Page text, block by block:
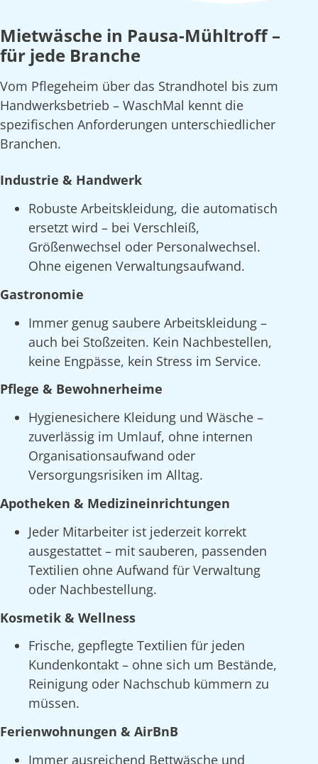
Mietwäsche in Pausa-Mühltroff –
für jede Branche
Vom Pflegeheim über das Strandhotel bis zum
Handwerksbetrieb – WaschMal kennt die
spezifischen Anforderungen unterschiedlicher
Branchen.
Industrie & Handwerk
Robuste Arbeitskleidung, die automatisch
ersetzt wird – bei Verschleiß,
Größenwechsel oder Personalwechsel.
Ohne eigenen Verwaltungsaufwand.
Gastronomie
Immer genug saubere Arbeitskleidung –
auch bei Stoßzeiten. Kein Nachbestellen,
keine Engpässe, kein Stress im Service.
Pflege & Bewohnerheime
Hygienesichere Kleidung und Wäsche –
zuverlässig im Umlauf, ohne internen
Organisationsaufwand oder
Versorgungsrisiken im Alltag.
Apotheken & Medizineinrichtungen
Jeder Mitarbeiter ist jederzeit korrekt
ausgestattet – mit sauberen, passenden
Textilien ohne Aufwand für Verwaltung
oder Nachbestellung.
Kosmetik & Wellness
Frische, gepflegte Textilien für jeden
Kundenkontakt – ohne sich um Bestände,
Reinigung oder Nachschub kümmern zu
müssen.
Ferienwohnungen & AirBnB
Immer ausreichend Bettwäsche und